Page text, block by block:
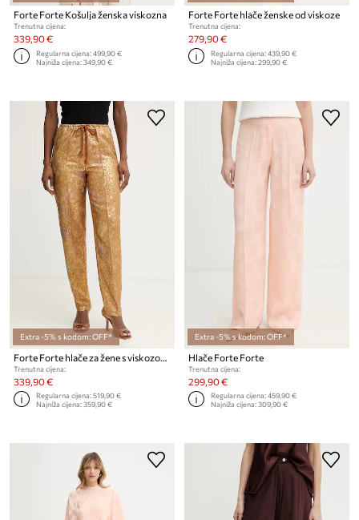
Forte Forte Košulja ženska viskozna
Trenutna cijena:
339,90 €
Regularna cijena:499,90 €
Najniža cijena:349,90 €
Forte Forte hlače ženske od viskoze
Trenutna cijena:
279,90 €
Regularna cijena:439,90 €
Najniža cijena:299,90 €
Extra -5% s kodom: OFF*
Trenutna cijena:
339,90 €
Regularna cijena:519,90 €
Najniža cijena:359,90 €
Extra -5% s kodom: OFF*
Hlače Forte Forte
Trenutna cijena:
299,90 €
Regularna cijena:459,90 €
Najniža cijena:309,90 €